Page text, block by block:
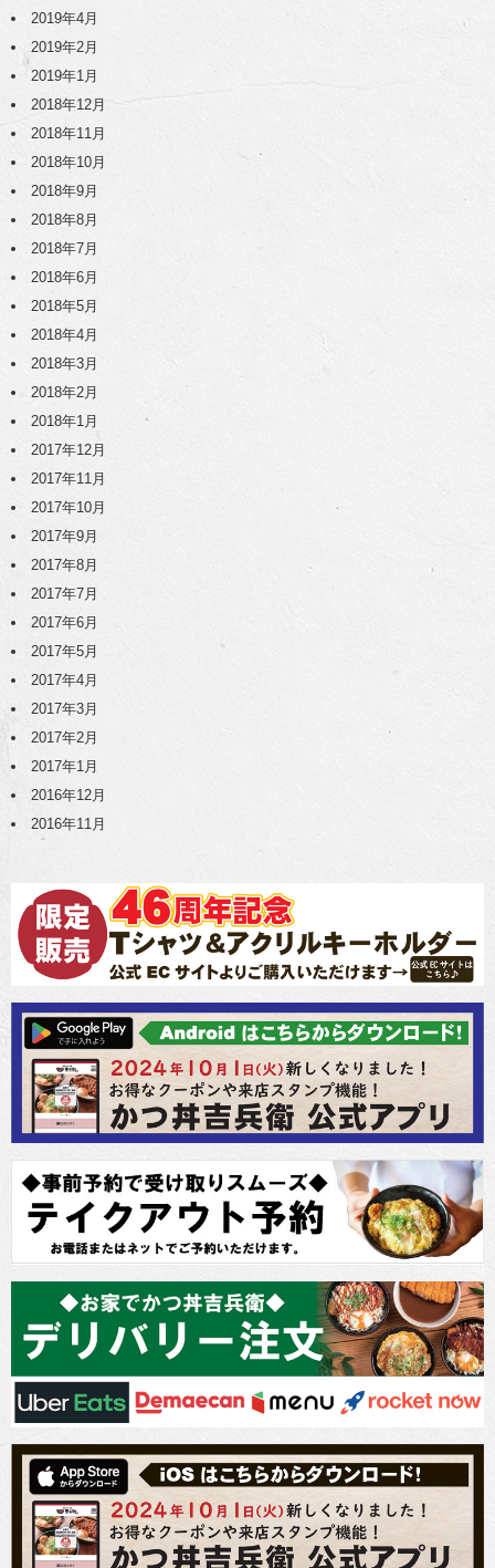
2019年4月
2019年2月
2019年1月
2018年12月
2018年11月
2018年10月
2018年9月
2018年8月
2018年7月
2018年6月
2018年5月
2018年4月
2018年3月
2018年2月
2018年1月
2017年12月
2017年11月
2017年10月
2017年9月
2017年8月
2017年7月
2017年6月
2017年5月
2017年4月
2017年3月
2017年2月
2017年1月
2016年12月
2016年11月